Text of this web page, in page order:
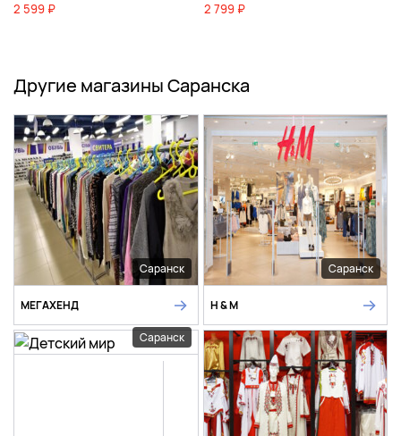
2 599 ₽ 2 799 ₽
Другие магазины Саранска
Саранск
МЕГАХЕНД
Саранск
H & M
Саранск